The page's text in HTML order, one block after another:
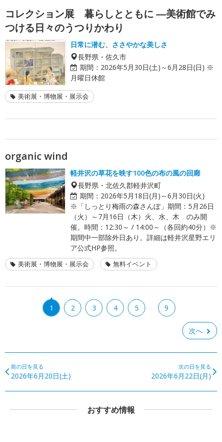
コレクション展 暮らしとともに ―美術館でみ
つける日々のうつりかわり
日常に潜む、ささやかな美しさ
長野県・佐久市
期間： 2026年5月30日(土)～6月28日(日) ※
月曜日休館
美術展・博物展・展示会
organic wind
軽井沢の草花を映す100色の布の風の回廊
長野県・北佐久郡軽井沢町
期間： 2026年5月18日(月)～6月30日(火)
※「しっとり梅雨の森さんぽ」期間：5月26日
（火）～7月16日（木）火、水、木 のみ開
催。時間：12:30～ / 14:00～（各回約40分）※
期間中一部除外日あり。詳細は軽井沢星野エリ
ア公式HP参照。
美術展・博物展・展示会 無料イベント
1 2 3 4 5 … 9
次へ
前の日を見る
2026年6月20日(土)
次の日を見る
2026年6月22日(月)
おすすめ情報